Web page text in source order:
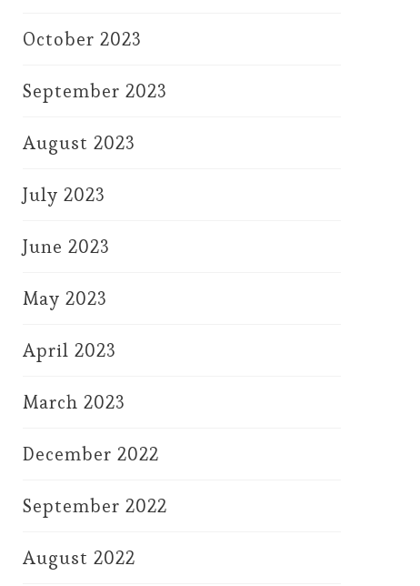
October 2023
September 2023
August 2023
July 2023
June 2023
May 2023
April 2023
March 2023
December 2022
September 2022
August 2022